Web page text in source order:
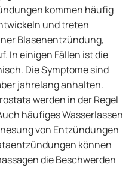
en kommen häufig
und treten
Blasenentzündung,
In einigen Fällen ist die
Die Symptome sind
jahrelang anhalten.
werden in der Regel
häufiges Wasserlassen
von Entzündungen
können
die Beschwerden